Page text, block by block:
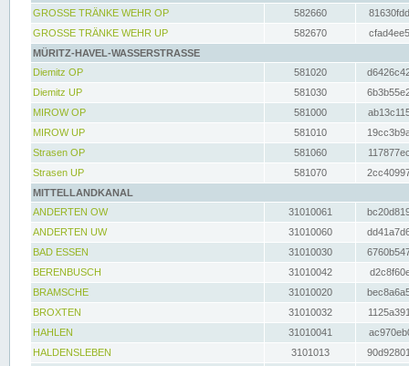
GROSSE TRÄNKE WEHR OP
582660
GROSSE TRÄNKE WEHR UP
582670
MÜRITZ-HAVEL-WASSERSTRASSE
Diemitz OP
581020
Diemitz UP
581030
MIROW OP
581000
MIROW UP
581010
Strasen OP
581060
Strasen UP
581070
MITTELLANDKANAL
ANDERTEN OW
31010061
ANDERTEN UW
31010060
BAD ESSEN
31010030
BERENBUSCH
31010042
BRAMSCHE
31010020
BROXTEN
31010032
HAHLEN
31010041
HALDENSLEBEN
3101013